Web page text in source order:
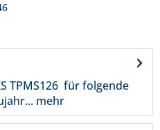
TPMS126 für folgende
mehr